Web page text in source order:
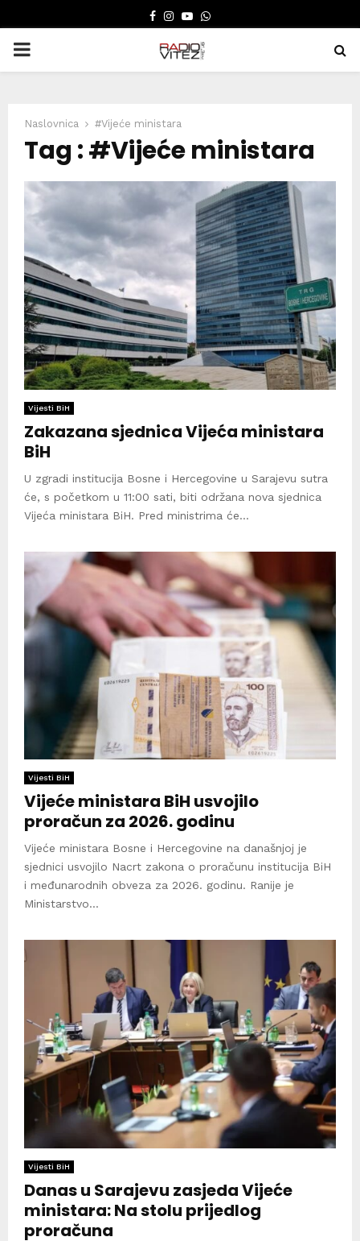
FACEBOOK
INSTAGRAM
YOUTUBE
WHATSAPP
PRIMARY
Naslovnica #Vijeće ministara
Tag : #Vijeće ministara
Vijesti BiH
Zakazana sjednica Vijeća ministara
BiH
U zgradi institucija Bosne i Hercegovine u Sarajevu sutra
će, s početkom u 11:00 sati, biti održana nova sjednica
Vijeća ministara BiH. Pred ministrima će...
Vijesti BiH
Vijeće ministara BiH usvojilo
proračun za 2026. godinu
Vijeće ministara Bosne i Hercegovine na današnjoj je
sjednici usvojilo Nacrt zakona o proračunu institucija BiH
i međunarodnih obveza za 2026. godinu. Ranije je
Ministarstvo...
Vijesti BiH
Danas u Sarajevu zasjeda Vijeće
ministara: Na stolu prijedlog
proračuna